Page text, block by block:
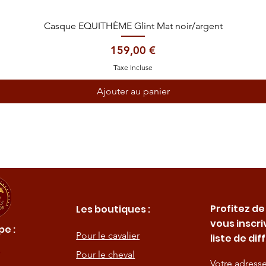
Aperçu rapide
Casque EQUITHÈME Glint Mat noir/argent
Prix
159,00 €
Taxe Incluse
Ajouter au panier
:
Les boutiques :
Pour le cavalier
Pour le cheval
Profitez
vous
liste de
Votre